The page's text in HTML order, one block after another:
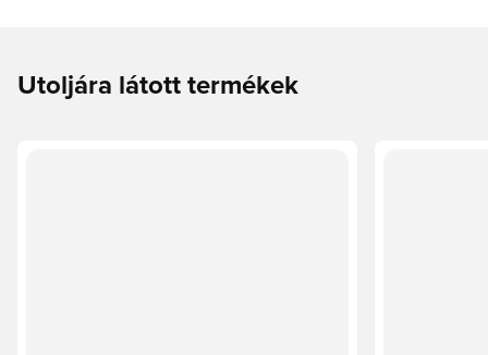
Utoljára látott termékek